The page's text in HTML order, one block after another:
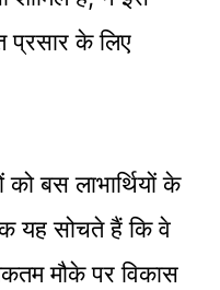
प्रसार के लिए
बस लाभार्थियों के
यह सोचते हैं कि वे
मौके पर विकास